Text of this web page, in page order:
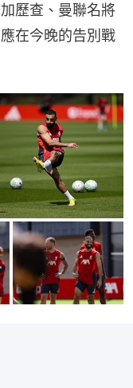
歷查、曼聯名將
在今晚的告別戰